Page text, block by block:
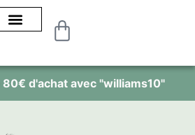
d'achat avec "williams10"